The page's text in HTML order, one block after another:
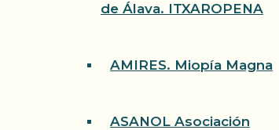
de Álava. ITXAROPENA
AMIRES. Miopía Magna
ASANOL Asociación